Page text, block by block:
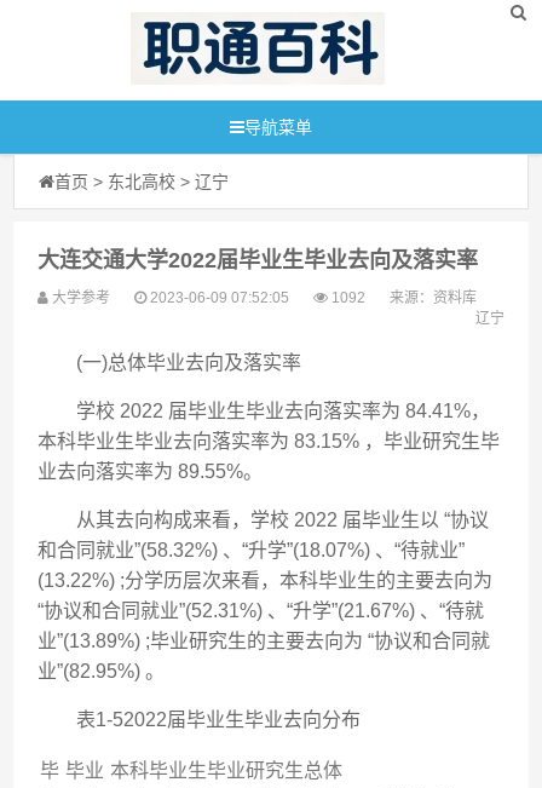
导航菜单
首页 > 东北高校 >辽宁
大连交通大学2022届毕业生毕业去向及落实率
大学参考 来源： 资料库
2023-06-09 07:52:05
1092
辽宁
(一)总体毕业去向及落实率
学校 2022 届毕业生毕业去向落实率为 84.41%，
本科毕业生毕业去向落实率为 83.15% ，毕业研究生毕
业去向落实率为 89.55%。
从其去向构成来看，学校 2022 届毕业生以 “协议
和合同就业”(58.32%) 、“升学”(18.07%) 、“待就业”
(13.22%) ;分学历层次来看，本科毕业生的主要去向为
“协议和合同就业”(52.31%) 、“升学”(21.67%) 、“待就
业”(13.89%) ;毕业研究生的主要去向为 “协议和合同就
业”(82.95%) 。
表1-52022届毕业生毕业去向分布
毕 毕业 本科毕业生毕业研究生总体